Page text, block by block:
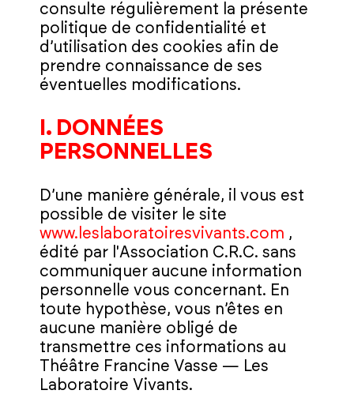
consulte régulièrement la présente
politique de confidentialité et
d’utilisation des cookies afin de
prendre connaissance de ses
éventuelles modifications.
I. DONNÉES
PERSONNELLES
D’une manière générale, il vous est
possible de visiter le site
www.leslaboratoiresvivants.com ,
édité par l'Association C.R.C. sans
communiquer aucune information
personnelle vous concernant. En
toute hypothèse, vous n’êtes en
aucune manière obligé de
transmettre ces informations au
Théâtre Francine Vasse — Les
Laboratoire Vivants.